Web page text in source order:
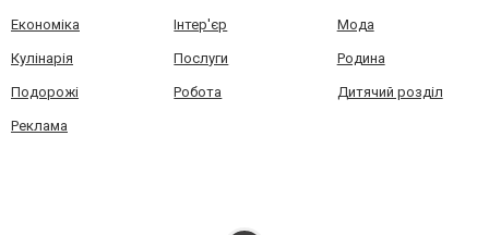
Економіка Інтер'єр Мода
Кулінарія Послуги Родина
Подорожі Робота Дитячий розділ
Реклама